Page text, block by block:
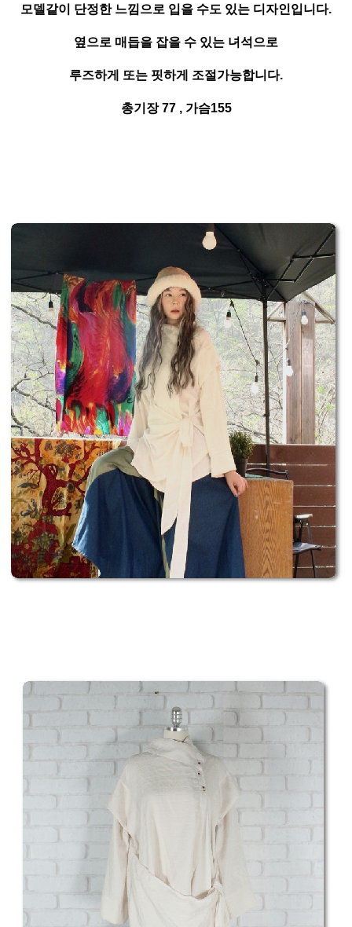
모델같이 단정한 느낌으로 입을 수도 있는 디자인입니다.
옆으로 매듭을 잡을 수 있는 녀석으로
루즈하게 또는 핏하게 조절가능합니다.
총기장 77 , 가슴155